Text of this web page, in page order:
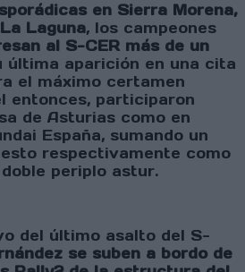
en Sierra Morena,
Laguna, los campeones
al S-CER más de un
última aparición en una cita
el máximo certamen
entonces, participaron
de Asturias como en
España, sumando un
respectivamente como
periplo astur.
del último asalto del S-
se suben a bordo de